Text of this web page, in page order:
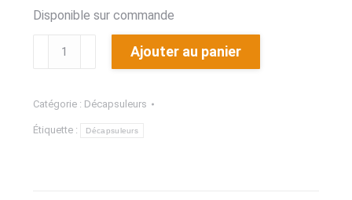
Disponible sur commande
quantité
orme
et
Ajouter au panier
Catégorie : Décapsuleurs
Étiquette : Décapsuleurs